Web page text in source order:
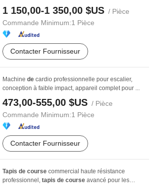
1 150,00-1 350,00 $US / Pièce
Commande Minimum:1 Pièce
Contacter Fournisseur
Machine de cardio professionnelle pour escalier,
conception à faible impact, appareil complet pour ...
473,00-555,00 $US / Pièce
Commande Minimum:1 Pièce
Contacter Fournisseur
Tapis de course commercial haute résistance
professionnel, tapis de course avancé pour les